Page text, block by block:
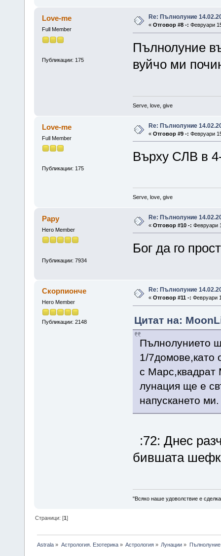
Love-me
Full Member
Публикации: 175
Re: Пълнолуние
« Отговор #8 -: Февруари
Пълнолуние
вуйчо ми
Serve, love, give
Love-me
Full Member
Публикации: 175
Re: Пълнолуние
« Отговор #9 -: Февруари
Върху СЛВ в
Serve, love, give
Papy
Hero Member
Публикации: 7934
Re: Пълнолуние
« Отговор #10 -: Февруари
Бог да го
Скорпионче
Hero Member
Публикации: 2148
Re: Пълнолуние
« Отговор #11 -: Февруари
Цитат на:
Пълнолунието
1/7домове,като
с Марс,квадрат
лунация ще е
напускането ми.
:72: Днес
бившата
"Всяко наше удоволствие е
Страници: [1]
Astrala » Астрология. Езотерика» Астрология» Лунации » Пълнолуние